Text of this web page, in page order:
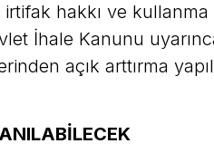
irtifak hakkı ve
İhale Kanunu
açık arttırma